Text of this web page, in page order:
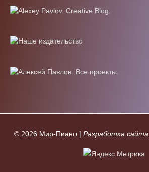
© 2026 Мир-Пиано| Разработка сайта